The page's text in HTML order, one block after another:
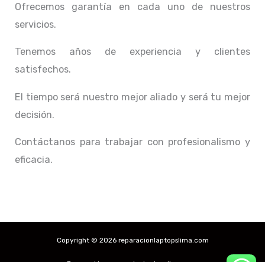
Ofrecemos garantía en cada uno de nuestros
servicios.
Tenemos años de experiencia y clientes
satisfechos.
El tiempo será nuestro mejor aliado y será tu mejor
decisión.
Contáctanos para trabajar con profesionalismo y
eficacia.
Copyright © 2026 reparacionlaptopslima.com